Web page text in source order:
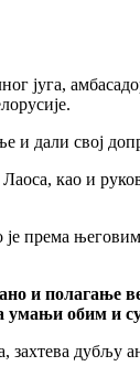
и дали свој
као и
према
и полагање
умањи обим и
дубљу